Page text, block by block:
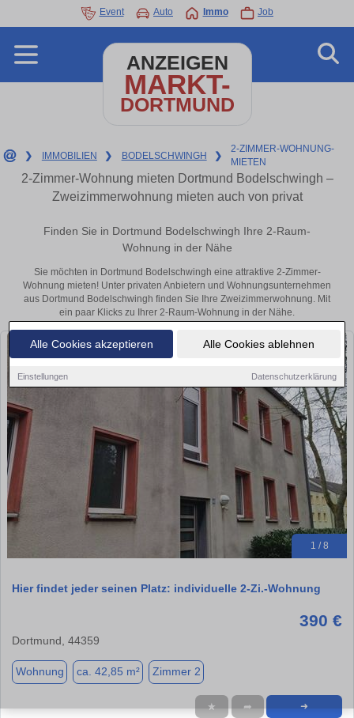
Alle Cookies akzeptieren Alle Cookies ablehnen
Einstellungen Datenschutzerklärung
Event Auto Immo Job
ANZEIGEN
MARKT-
DORTMUND
❯ IMMOBILIEN ❯ BODELSCHWINGH ❯
2-ZIMMER-WOHNUNG-
MIETEN
2-Zimmer-Wohnung mieten Dortmund Bodelschwingh –
Zweizimmerwohnung mieten auch von privat
Finden Sie in Dortmund Bodelschwingh Ihre 2-Raum-
Wohnung in der Nähe
Sie möchten in Dortmund Bodelschwingh eine attraktive 2-Zimmer-
Wohnung mieten! Unter privaten Anbietern und Wohnungsunternehmen
aus Dortmund Bodelschwingh finden Sie Ihre Zweizimmerwohnung. Mit
ein paar Klicks zu Ihrer 2-Raum-Wohnung in der Nähe.
1 / 8
Hier findet jeder seinen Platz: individuelle 2-Zi.-Wohnung
390 €
Dortmund, 44359
Wohnung ca. 42,85 m² Zimmer 2
★ ➦ ➜